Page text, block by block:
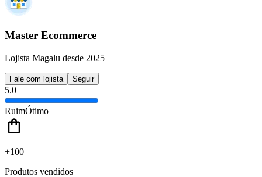
Master Ecommerce
Lojista Magalu desde 2025
Fale com lojista Seguir
5.0
RuimÓtimo
+100
Produtos vendidos